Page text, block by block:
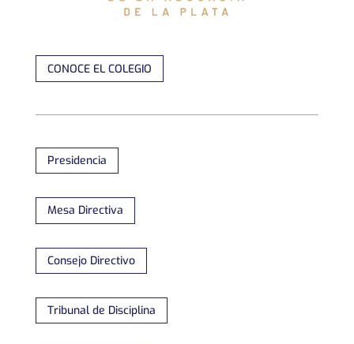
CONOCE EL COLEGIO
Presidencia
Mesa Directiva
Consejo Directivo
Tribunal de Disciplina